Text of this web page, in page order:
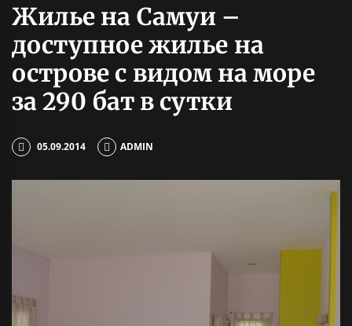
Жилье на Самуи –
доступное жилье на
острове с видом на море
за 290 бат в сутки
05.09.2014 ADMIN